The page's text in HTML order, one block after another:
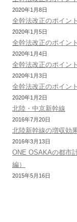
2020年1月8日
全幹法改正のポイン
2020年1月5日
全幹法改正のポイン
2020年1月4日
全幹法改正のポイン
2020年1月3日
全幹法改正のポイン
2020年1月2日
北陸・中京新幹線
2016年7月20日
北陸新幹線の増収効
2016年3月13日
ONE OSAKAの都市
編）
2015年5月16日